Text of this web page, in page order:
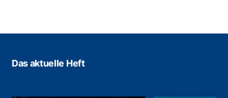
Das aktuelle Heft